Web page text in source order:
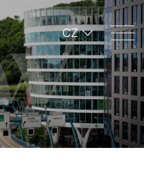
CZ